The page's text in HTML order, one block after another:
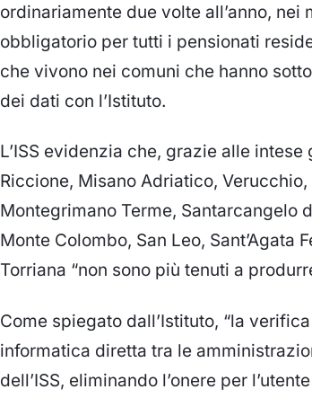
ordinariamente due volte all’anno,
obbligatorio per tutti i pensionati
che vivono nei comuni che hanno
dei dati con l’Istituto.
L’ISS evidenzia che, grazie alle
Riccione, Misano Adriatico,
Montegrimano Terme, Santarcangelo
Monte Colombo, San Leo, Sant’Agata
Torriana “non sono più tenuti a
Come spiegato dall’Istituto, “la
informatica diretta tra le
dell’ISS, eliminando l’onere per